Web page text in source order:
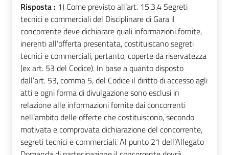
Risposta : 1) Come previsto all’art. 15.3.4 Segreti
tecnici e commerciali del Disciplinare di Gara il
concorrente deve dichiarare quali informazioni fornite,
inerenti all’offerta presentata, costituiscano segreti
tecnici e commerciali, pertanto, coperte da riservatezza
(ex art. 53 del Codice). In base a quanto disposto
dall’art. 53, comma 5, del Codice il diritto di accesso agli
atti e ogni forma di divulgazione sono esclusi in
relazione alle informazioni fornite dai concorrenti
nell’ambito delle offerte che costituiscono, secondo
motivata e comprovata dichiarazione del concorrente,
segreti tecnici e commerciali. Al punto 21 dell’Allegato